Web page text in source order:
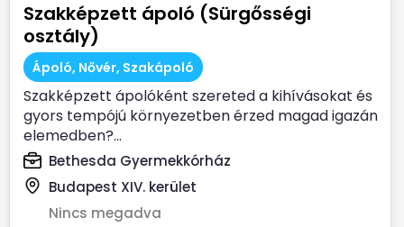
Szakképzett ápoló (Sürgősségi
osztály)
Ápoló, Nővér, Szakápoló
Szakképzett ápolóként szereted a kihívásokat és
gyors tempójú környezetben érzed magad igazán
elemedben?...
Bethesda Gyermekkórház
Budapest XIV. kerület
Nincs megadva